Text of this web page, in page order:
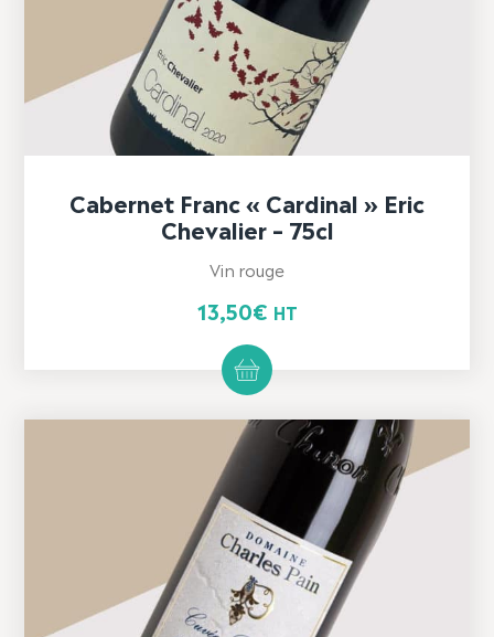
Cabernet Franc « Cardinal » Eric
Chevalier – 75cl
Vin rouge
13,50€ HT